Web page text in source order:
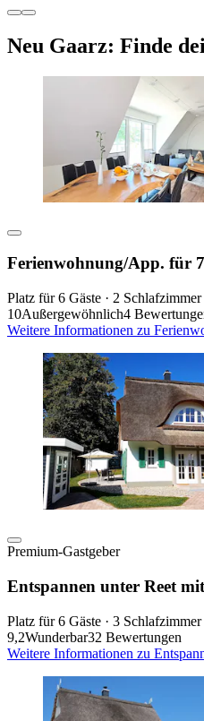
Neu Gaarz: Finde
Ferienwohnung/App. für
Platz für 6 Gäste · 2
10Außergewöhnlich4
Weitere Informationen zu
Premium-Gastgeber
Entspannen unter Reet
Platz für 6 Gäste · 3
9,2Wunderbar32 Bewertungen
Weitere Informationen zu